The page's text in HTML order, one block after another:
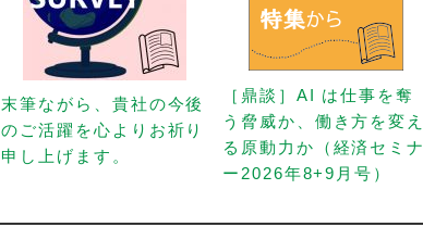
末筆ながら、貴社の今後
のご活躍を心よりお祈り
申し上げます。
［鼎談］AI は仕事を奪
う脅威か、働き方を変え
る原動力か（経済セミナ
ー2026年8+9月号）